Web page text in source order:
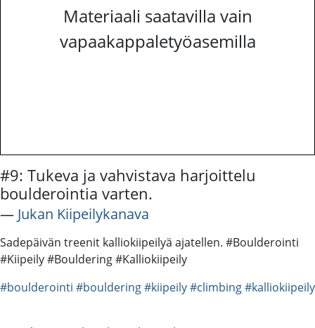
Materiaali saatavilla vain
vapaakappaletyöasemilla
#9: Tukeva ja vahvistava harjoittelu
boulderointia varten.
― Jukan Kiipeilykanava
Sadepäivän treenit kalliokiipeilyä ajatellen. #Boulderointi
#Kiipeily #Bouldering #Kalliokiipeily
#boulderointi #bouldering#kiipeily#climbing#kalliokiipeily